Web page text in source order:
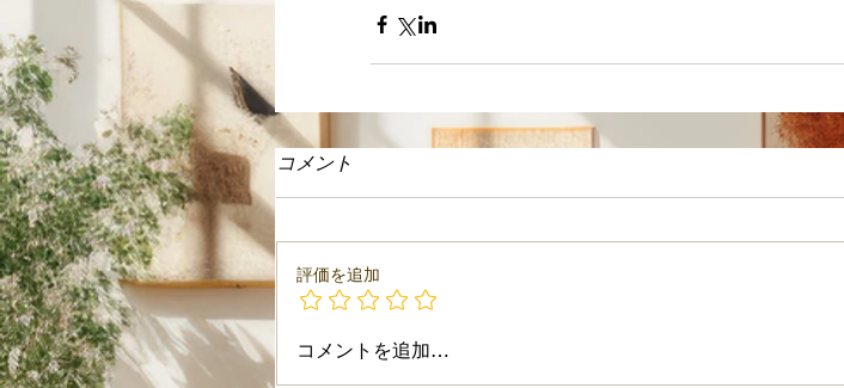
コメント
評価を追加
コメントを追加…